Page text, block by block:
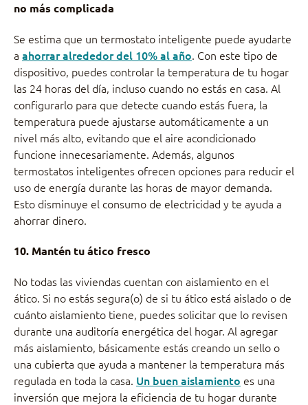
no más complicada
Se estima que un termostato inteligente puede ayudarte
a ahorrar alrededor del 10% al año. Con este tipo de
dispositivo, puedes controlar la temperatura de tu hogar
las 24 horas del día, incluso cuando no estás en casa. Al
configurarlo para que detecte cuando estás fuera, la
temperatura puede ajustarse automáticamente a un
nivel más alto, evitando que el aire acondicionado
funcione innecesariamente. Además, algunos
termostatos inteligentes ofrecen opciones para reducir el
uso de energía durante las horas de mayor demanda.
Esto disminuye el consumo de electricidad y te ayuda a
ahorrar dinero.
10. Mantén tu ático fresco
No todas las viviendas cuentan con aislamiento en el
ático. Si no estás segura(o) de si tu ático está aislado o de
cuánto aislamiento tiene, puedes solicitar que lo revisen
durante una auditoría energética del hogar. Al agregar
más aislamiento, básicamente estás creando un sello o
una cubierta que ayuda a mantener la temperatura más
regulada en toda la casa. Un buen aislamiento es una
inversión que mejora la eficiencia de tu hogar durante